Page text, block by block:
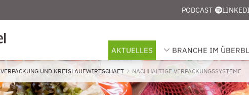
PODCAST
AKTUELLES UNTERMENÜ FÜR
BRANCHE IM
VERPACKUNG UND KREISLAUFWIRTSCHAFT AKTUELL: NACHHALTIGE
NACHHALTIGE VERPACKUNGSSYSTEME